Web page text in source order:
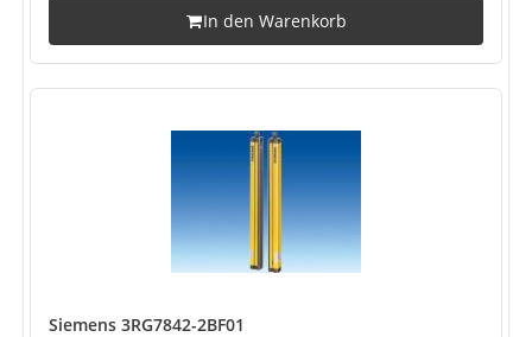
In den Warenkorb
Siemens 3RG7842-2BF01